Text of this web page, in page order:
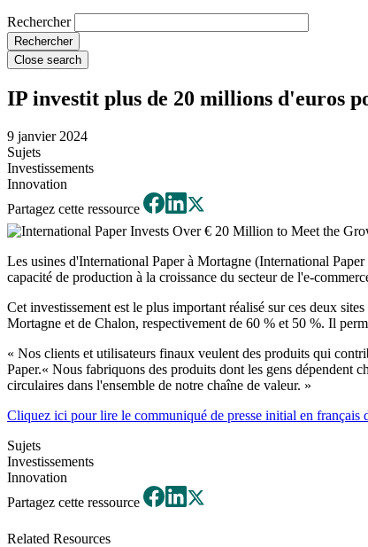
Rechercher
Close search
IP investit plus de 20 millions d'euros
9 janvier 2024
Sujets
Investissements
Innovation
Partagez cette ressource
Les usines d'International Paper à Mortagne (International
capacité de production à la croissance du secteur de l'e-
Cet investissement est le plus important réalisé sur ces deux
Mortagne et de Chalon, respectivement de 60 % et 50 %. Il
« Nos clients et utilisateurs finaux veulent des produits qui
Paper.« Nous fabriquons des produits dont les gens dépendent
circulaires dans l'ensemble de notre chaîne de valeur. »
Cliquez ici pour lire le communiqué de presse initial en français
Sujets
Investissements
Innovation
Partagez cette ressource
Related Resources